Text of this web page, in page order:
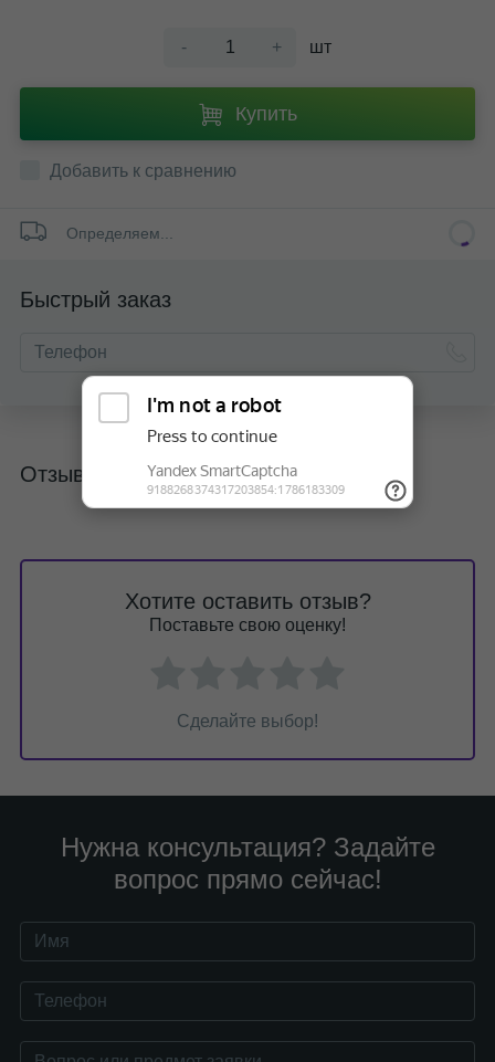
- + шт
Купить
Добавить к сравнению
Определяем...
Быстрый заказ
Отзывы
Хотите оставить отзыв?
Поставьте свою оценку!
Сделайте выбор!
Нужна консультация? Задайте
вопрос прямо сейчас!